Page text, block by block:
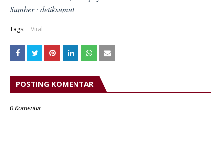
Sumber : detiksumut
Tags: Viral
POSTING KOMENTAR
0 Komentar